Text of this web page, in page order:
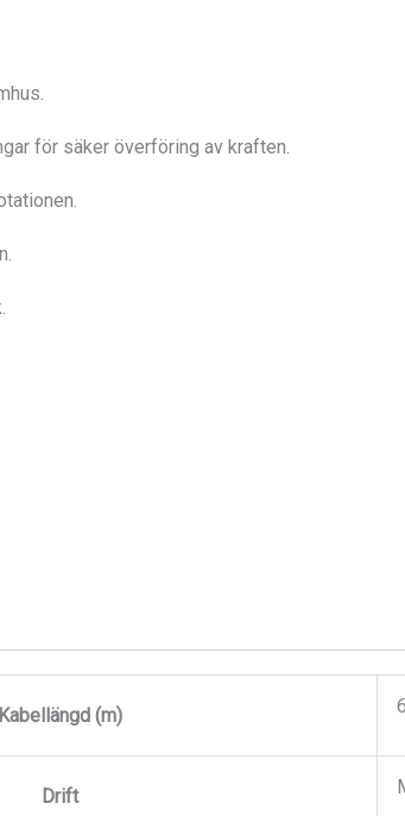
för säker överföring av kraften.
Kabellängd (m)
Drift